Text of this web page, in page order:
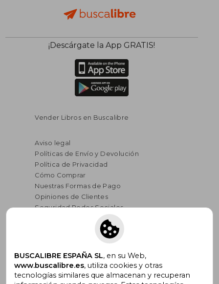
¡Descárgate la App GRATIS!
Vender Libros en Buscalibre
Aviso legal
Políticas de Envío y Devolución
Política de Privacidad
Cómo Comprar
Nuestras Formas de Pago
Opiniones de Clientes
Seguridad Redes Sociales
Términos y Condiciones de Uso
Condiciones de Venta
Lista de autores
Incentivo a la Lectura
BUSCALIBRE ESPAÑA SL, en su Web,
www.buscalibre.es, utiliza cookies y otras
tecnologías similares que almacenan y recuperan